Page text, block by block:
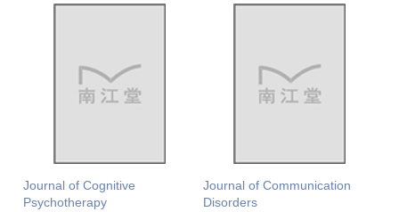
Journal of Cognitive
Psychotherapy
Journal of Communication
Disorders